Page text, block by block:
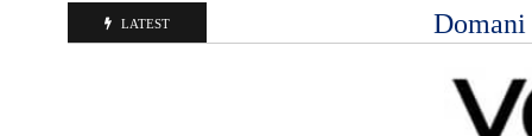
LATEST